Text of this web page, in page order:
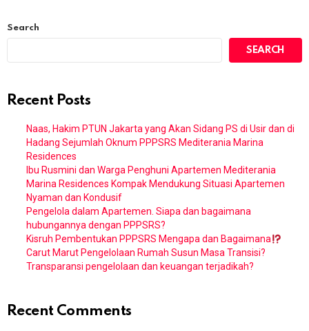
Search
SEARCH
Recent Posts
Naas, Hakim PTUN Jakarta yang Akan Sidang PS di Usir dan di
Hadang Sejumlah Oknum PPPSRS Mediterania Marina
Residences
Ibu Rusmini dan Warga Penghuni Apartemen Mediterania
Marina Residences Kompak Mendukung Situasi Apartemen
Nyaman dan Kondusif
Pengelola dalam Apartemen. Siapa dan bagaimana
hubungannya dengan PPPSRS?
Kisruh Pembentukan PPPSRS Mengapa dan Bagaimana
Carut Marut Pengelolaan Rumah Susun Masa Transisi?
Transparansi pengelolaan dan keuangan terjadikah?
Recent Comments